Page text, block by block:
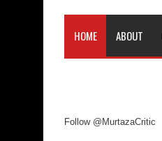
HOME ABOUT
Follow @MurtazaCritic